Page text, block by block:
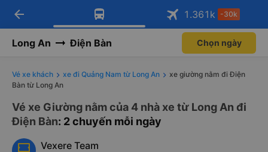
Tải app Vexere ngay!
Nhận ưu đãi thành viên độc
Mở app
Tải app Vexere
-30k/ghế khi đặt vé máy bay qua
Mở app
arrow_back 1.361 k -30k
Long An Điện Bàn Chọn ngày
Vé xe khách xe đi Quảng Nam từ Long An
xe giường nằm đi Điện
Bàn từ Long An
Vé xe Giường nằm của 4 nhà xe từ Long An đi
Điện Bàn: 2 chuyến mỗi ngày
Vexere Team